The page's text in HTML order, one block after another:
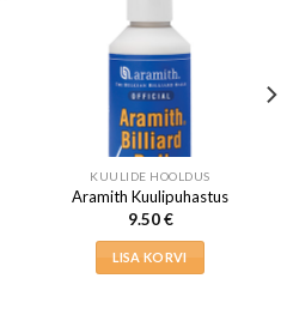
KUULIDE HOOLDUS
Aramith Kuulipuhastus
9.50€
LISA KORVI